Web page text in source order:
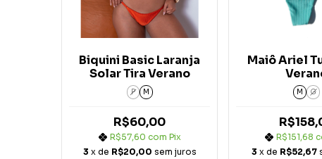
Biquini Basic Laranja
Solar Tira Verano
P M
R$60,00
R$57,60 com Pix
3 x de R$20,00 sem juros
Maiô Ariel
M G
R$151,68
3 x de R$52,67